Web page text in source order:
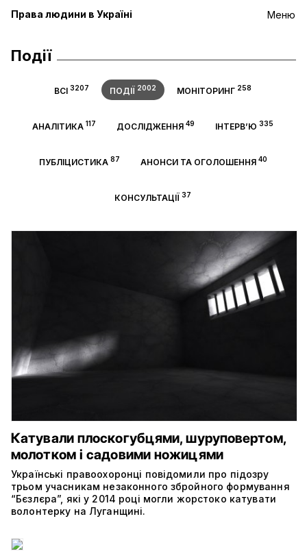
Меню
Права людини в Україні
Події
ВСІ 3207 ПОДІЇ 2002 МОНІТОРИНГ 258
АНАЛІТИКА 117 ДОСЛІДЖЕННЯ 49 ІНТЕРВ’Ю 335
ПУБЛІЦИСТИКА 87 АНОНСИ ТА ОГОЛОШЕННЯ40
КОНСУЛЬТАЦІЇ 37
Катували плоскогубцями, шуруповертом,
молотком і садовими ножицями
Українські правоохоронці повідомили про підозру
трьом учасникам незаконного збройного формування
“Бєзлєра”, які у 2014 році могли жорстоко катувати
волонтерку на Луганщині.